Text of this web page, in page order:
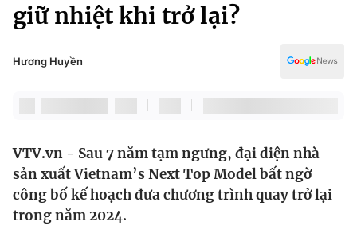
Chính trị
Pháp luật
Thế giới
Tin tức
Truyền hình
Y tế
Công nghệ
giữ nhiệt khi trở lại?
Hương Huyền
VTV.vn - Sau 7 năm tạm ngưng, đại diện nhà
sản xuất Vietnam’s Next Top Model bất ngờ
công bố kế hoạch đưa chương trình quay trở lại
trong năm 2024.